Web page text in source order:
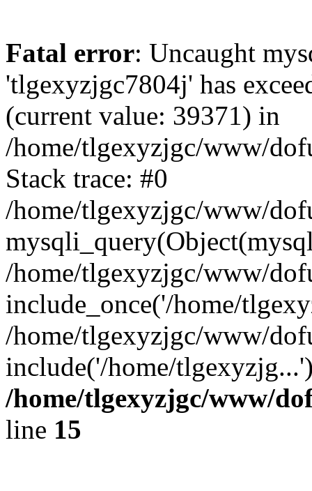
Fatal error: Uncaught
'tlgexyzjgc7804j' has
(current value: 39371) in
/home/tlgexyzjgc/www/
Stack trace: #0
/home/tlgexyzjgc/www/
/home/tlgexyzjgc/www/
include_once('/home/
/home/tlgexyzjgc/www/
include('/home/
/home/tlgexyzjgc/www/
line 15